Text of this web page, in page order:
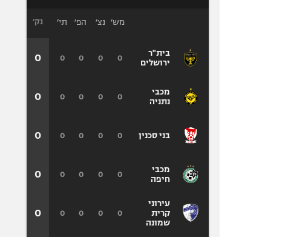
בית"ר
ירושלים
מכבי
נתניה
בני סכנין
מכבי
חיפה
עירוני
קרית
שמונה
מש׳ נצ׳ הפ׳ תי׳
0
0
0
0
0
0
0
0
0
0
0
0
0
0
0
0
0
0
0
0
נק׳
0
0
0
0
0